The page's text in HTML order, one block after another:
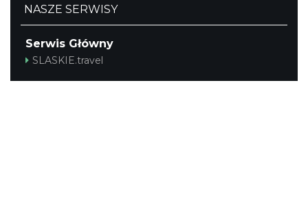
NASZE SERWISY
Serwis Główny
SLASKIE.travel